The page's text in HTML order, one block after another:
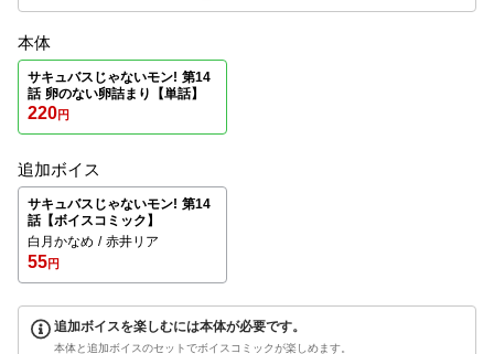
本体
サキュバスじゃないモン! 第14
話 卵のない卵詰まり【単話】
220円
追加ボイス
サキュバスじゃないモン! 第14
話【ボイスコミック】
白月かなめ
赤井リア
55円
追加ボイスを楽しむには本体が必要です。
本体と追加ボイスのセットでボイスコミックが楽しめます。